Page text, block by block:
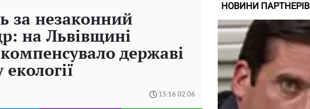
за незаконний
на Львівщині
державі
15:16 02.06
НОВИНИ ПАРТНЕРІВ